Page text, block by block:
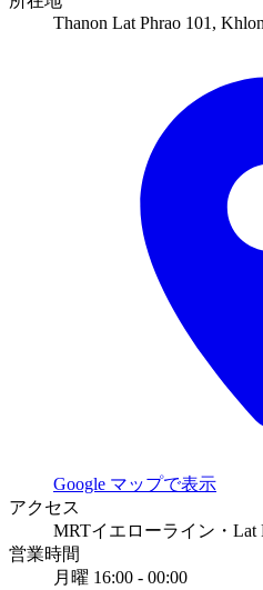
Thanon Lat Phrao 101,
Google マップで表示
アクセス
MRTイエローライン・Lat
営業時間
月曜 16:00 - 00:00